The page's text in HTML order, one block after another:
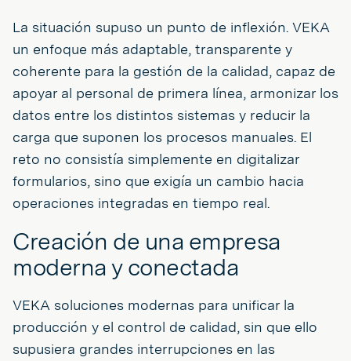
La situación supuso un punto de inflexión. VEKA
un enfoque más adaptable, transparente y
coherente para la gestión de la calidad, capaz de
apoyar al personal de primera línea, armonizar los
datos entre los distintos sistemas y reducir la
carga que suponen los procesos manuales. El
reto no consistía simplemente en digitalizar
formularios, sino que exigía un cambio hacia
operaciones integradas en tiempo real.
Creación de una empresa
moderna y conectada
VEKA soluciones modernas para unificar la
producción y el control de calidad, sin que ello
supusiera grandes interrupciones en las